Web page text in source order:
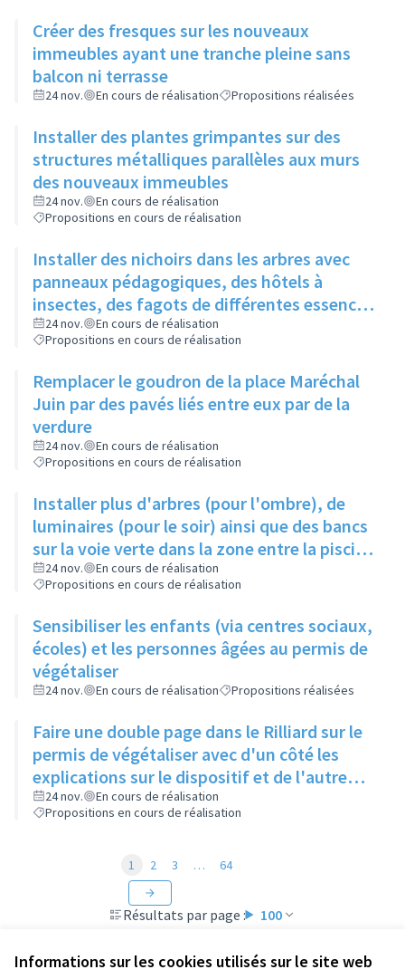
Informations sur les cookies utilisés sur le site web
Créer des fresques sur les nouveaux
immeubles ayant une tranche pleine sans
balcon ni terrasse
24 nov. En cours de réalisation Propositions réalisées
Installer des plantes grimpantes sur des
structures métalliques parallèles aux murs
des nouveaux immeubles
24 nov.
En cours de réalisation
Propositions en cours de réalisation
Installer des nichoirs dans les arbres avec
panneaux pédagogiques, des hôtels à
insectes, des fagots de différentes essences
pour stimuler la biodiversité sur la place du
Château à la Roue
24 nov.
En cours de réalisation
Propositions en cours de réalisation
Remplacer le goudron de la place Maréchal
Juin par des pavés liés entre eux par de la
verdure
24 nov.
En cours de réalisation
Propositions en cours de réalisation
Installer plus d'arbres (pour l'ombre), de
luminaires (pour le soir) ainsi que des bancs
sur la voie verte dans la zone entre la piscine
et la rue de l'Industrie
24 nov.
En cours de réalisation
Propositions en cours de réalisation
Sensibiliser les enfants (via centres sociaux,
écoles) et les personnes âgées au permis de
végétaliser
24 nov. En cours de réalisation Propositions réalisées
Faire une double page dans le Rilliard sur le
permis de végétaliser avec d'un côté les
explications sur le dispositif et de l'autre
côté des exemples concrets de lieux à
investir
24 nov.
En cours de réalisation
Propositions en cours de réalisation
Résultats par page : 100
1 2 3 … 64